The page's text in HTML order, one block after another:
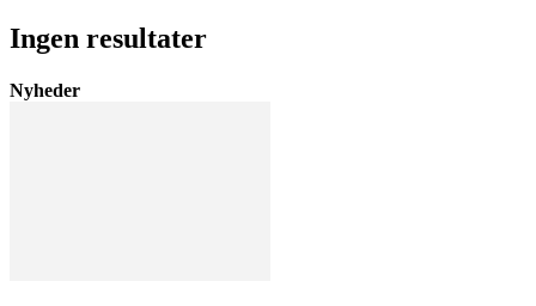
Ingen resultater
Nyheder